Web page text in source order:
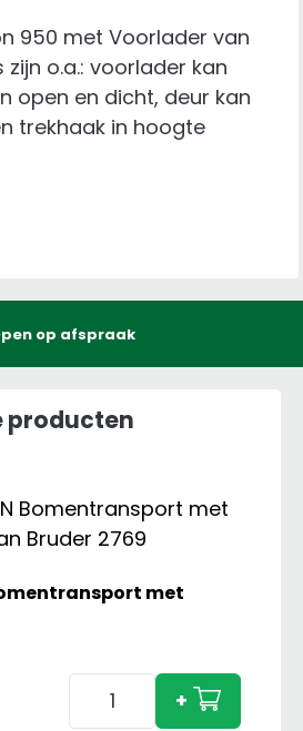
950 met Voorlader van
zijn o.a.: voorlader kan
open en dicht, deur kan
trekhaak in hoogte
op afspraak
producten
met
Bruder
+